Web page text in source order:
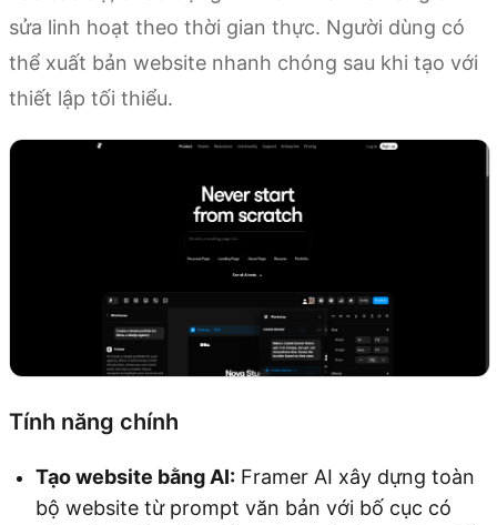
sửa linh hoạt theo thời gian thực. Người dùng có
thể xuất bản website nhanh chóng sau khi tạo với
thiết lập tối thiểu.
Tính năng chính
Tạo website bằng AI: Framer AI xây dựng toàn
bộ website từ prompt văn bản với bố cục có